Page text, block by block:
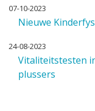
07-10-2023
Nieuwe
24-08-2023
Vitaliteitstesten
plussers